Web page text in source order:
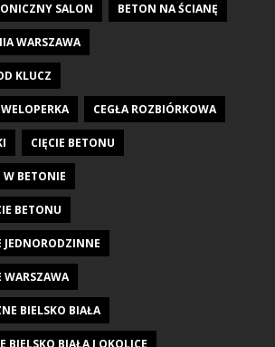
SALON BETON NA ŚCIANĘ
WARSZAWA
KLUCZ
CEGŁA ROZBIÓRKOWA
CIĘCIE BETONU
W BETONIE
BETONU
WARSZAWA
BIELSKO BIAŁA
BIELSKO BIAŁA I OKOLICE